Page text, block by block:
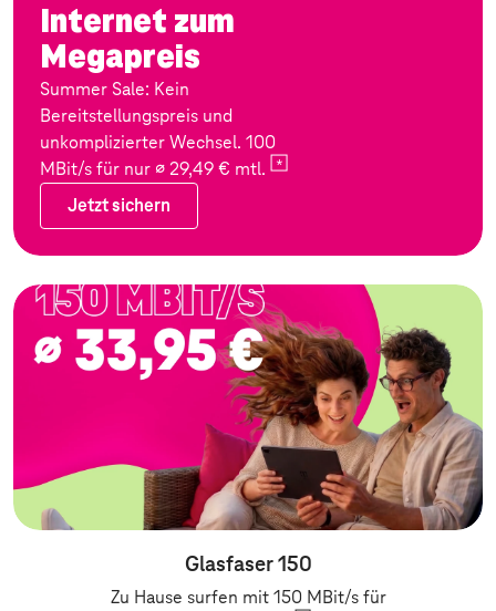
Internet zum
Megapreis
Summer Sale: Kein
Bereitstellungspreis und
unkomplizierter Wechsel. 100
MBit/s für nur ∅ 29,49 € mtl.
Jetzt sichern
Zum Angebot:
Glasfaser 150
Zu Hause surfen mit 150 MBit/s für